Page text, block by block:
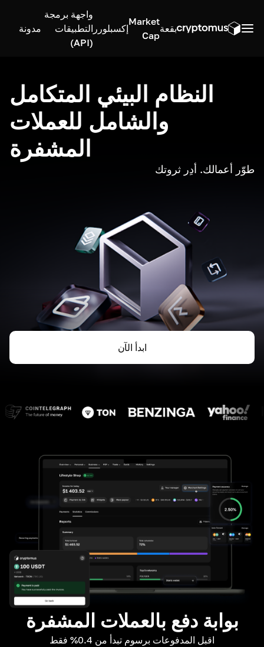
بقعة
Market
Cap
إكسبلورر
واجهة برمجة
التطبيقات
(API)
مدونة
النظام البيئي المتكامل
والشامل للعملات
المشفرة
طوّر أعمالك. أدِر ثروتك
ابدأ الآن
بوابة دفع بالعملات المشفرة
اقبل المدفوعات برسوم تبدأ من 0.4% فقط